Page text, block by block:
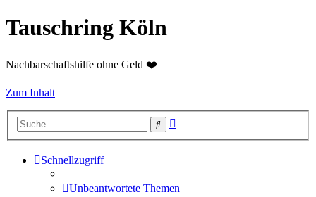
Tauschring Köln
Nachbarschaftshilfe ohne Geld ❤️
Zum Inhalt
Suche
Schnellzugriff
Unbeantwortete Themen